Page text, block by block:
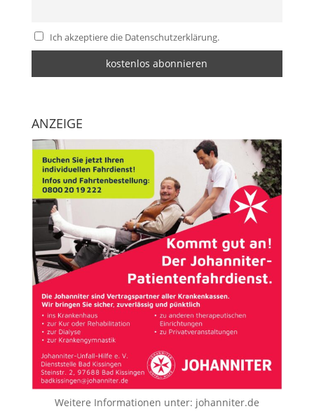
Ich akzeptiere die Datenschutzerklärung.
ANZEIGE
Weitere Informationen unter: johanniter.de